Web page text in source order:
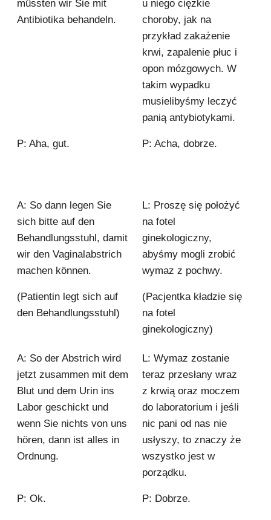
müssten wir Sie mit
Antibiotika behandeln.
u niego ciężkie
choroby, jak na
przykład zakażenie
krwi, zapalenie płuc i
opon mózgowych. W
takim wypadku
musielibyśmy leczyć
panią antybiotykami.
P: Aha, gut. P: Acha, dobrze.
A: So dann legen Sie
sich bitte auf den
Behandlungsstuhl, damit
wir den Vaginalabstrich
machen können.
L: Proszę się położyć
na fotel
ginekologiczny,
abyśmy mogli zrobić
wymaz z pochwy.
(Patientin legt sich auf
den Behandlungsstuhl)
(Pacjentka kładzie się
na fotel
ginekologiczny)
A: So der Abstrich wird
jetzt zusammen mit dem
Blut und dem Urin ins
Labor geschickt und
wenn Sie nichts von uns
hören, dann ist alles in
Ordnung.
L: Wymaz zostanie
teraz przesłany wraz
z krwią oraz moczem
do laboratorium i jeśli
nic pani od nas nie
usłyszy, to znaczy że
wszystko jest w
porządku.
P: Ok. P: Dobrze.